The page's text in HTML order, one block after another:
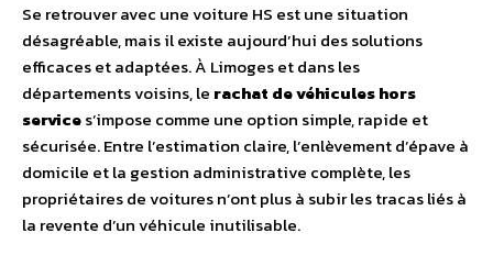
Se retrouver avec une voiture HS est une situation
désagréable, mais il existe aujourd’hui des solutions
efficaces et adaptées. À Limoges et dans les
départements voisins, le rachat de véhicules hors
services’impose comme une option simple, rapide et
sécurisée. Entre l’estimation claire, l’enlèvement d’épave à
domicile et la gestion administrative complète, les
propriétaires de voitures n’ont plus à subir les tracas liés à
la revente d’un véhicule inutilisable.